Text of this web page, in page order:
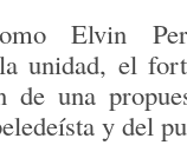
Elvin
unidad, el
una
y del